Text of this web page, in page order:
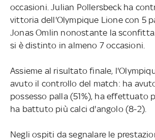
occasioni. Julian Pollersbeck ha
vittoria dell'Olympique Lione con 5
Jonas Omlin nonostante la
si è distinto in almeno 7 occasioni.
Assieme al risultato finale,
avuto il controllo del match: ha
possesso palla (51%), ha effettuato
ha battuto più calci d'angolo (8-2).
Negli ospiti da segnalare le